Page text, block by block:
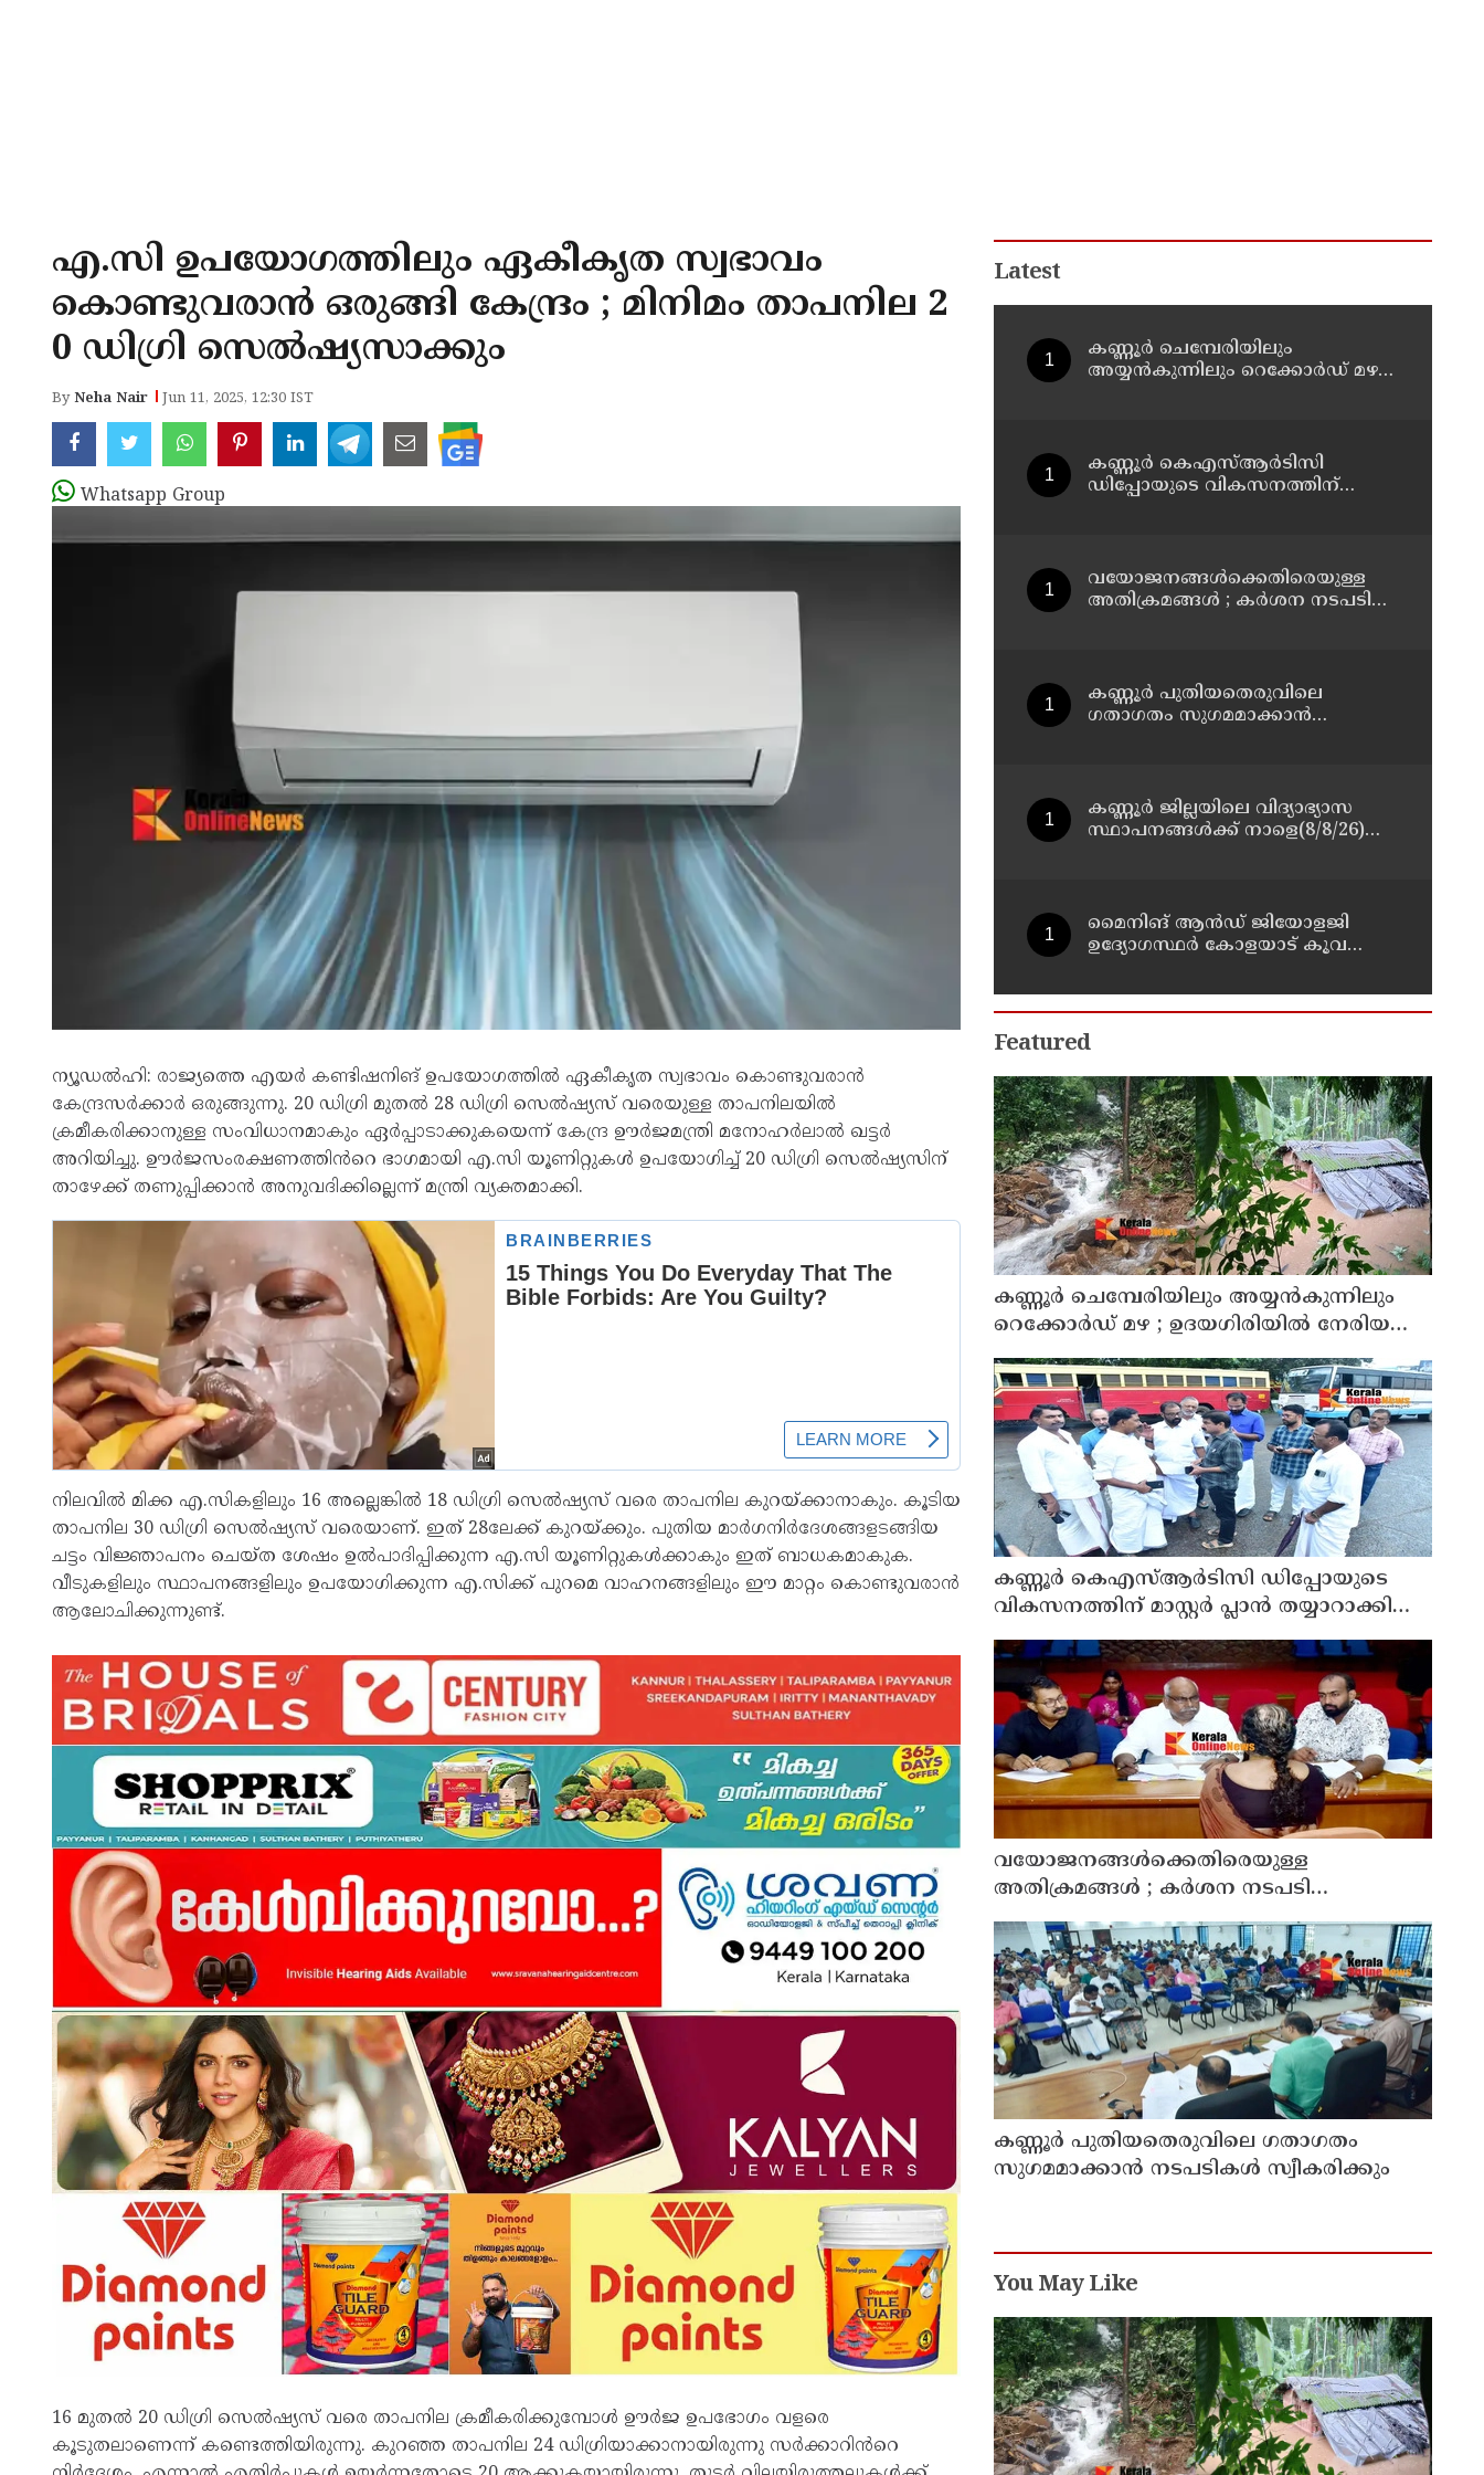
എ.സി ഉപയോഗത്തിലും ഏകീകൃത സ്വഭാവം
കൊണ്ടുവരാൻ ഒരുങ്ങി കേന്ദ്രം ; മിനിമം താപനില 2
0 ഡിഗ്രി സെൽഷ്യസാക്കും
ByNeha Nair Jun 11, 2025, 12:30 IST
Whatsapp Group
ന്യൂഡൽഹി: രാജ്യത്തെ എയർ കണ്ടിഷനിങ് ഉപയോഗത്തിൽ ഏകീകൃത സ്വഭാവം കൊണ്ടുവരാൻ
കേന്ദ്രസർക്കാർ ഒരുങ്ങുന്നു. 20 ഡിഗ്രി മുതൽ 28 ഡിഗ്രി സെൽഷ്യസ് വരെയുള്ള താപനിലയിൽ
ക്രമീകരിക്കാനുള്ള സംവിധാനമാകും ഏർപ്പാടാക്കുകയെന്ന് കേന്ദ്ര ഊർജമന്ത്രി മനോഹർലാൽ ഖട്ടർ
അറിയിച്ചു. ഊർജസംരക്ഷണത്തിൻറെ ഭാഗമായി എ.സി യൂണിറ്റുകൾ ഉപയോഗിച്ച് 20 ഡിഗ്രി സെൽഷ്യസിന്
താഴേക്ക് തണുപ്പിക്കാൻ അനുവദിക്കില്ലെന്ന് മന്ത്രി വ്യക്തമാക്കി.
നിലവിൽ മിക്ക എ.സികളിലും 16 അല്ലെങ്കിൽ 18 ഡിഗ്രി സെൽഷ്യസ് വരെ താപനില കുറയ്ക്കാനാകും. കൂടിയ
താപനില 30 ഡിഗ്രി സെൽഷ്യസ് വരെയാണ്. ഇത് 28ലേക്ക് കുറയ്ക്കും. പുതിയ മാർഗനിർദേശങ്ങളടങ്ങിയ
ചട്ടം വിജ്ഞാപനം ചെയ്ത ശേഷം ഉൽപാദിപ്പിക്കുന്ന എ.സി യൂണിറ്റുകൾക്കാകും ഇത് ബാധകമാകുക.
വീടുകളിലും സ്ഥാപനങ്ങളിലും ഉപയോഗിക്കുന്ന എ.സിക്ക് പുറമെ വാഹനങ്ങളിലും ഈ മാറ്റം കൊണ്ടുവരാൻ
ആലോചിക്കുന്നുണ്ട്.
16 മുതൽ 20 ഡിഗ്രി സെൽഷ്യസ് വരെ താപനില ക്രമീകരിക്കുമ്പോൾ ഊർജ ഉപഭോഗം വളരെ
കൂടുതലാണെന്ന് കണ്ടെത്തിയിരുന്നു. കുറഞ്ഞ താപനില 24 ഡിഗ്രിയാക്കാനായിരുന്നു സർക്കാറിൻറെ
Latest
കണ്ണൂർ ചെമ്പേരിയിലും
അയ്യൻകുന്നിലും റെക്കോർഡ് മഴ ;
കണ്ണൂർ കെഎസ്ആർടിസി
ഡിപ്പോയുടെ വികസനത്തിന്
വയോജനങ്ങൾക്കെതിരെയുള്ള
അതിക്രമങ്ങൾ ; കർശന നടപടി
കണ്ണൂർ പുതിയതെരുവിലെ
ഗതാഗതം സുഗമമാക്കാന്‍
കണ്ണൂർ ജില്ലയിലെ വിദ്യാഭ്യാസ
സ്ഥാപനങ്ങള്‍ക്ക് നാളെ(8/8/26)
മൈനിങ് ആൻഡ്​ ജിയോളജി
ഉദ്യോഗസ്ഥർ കോളയാട് കൂവ
Featured
കണ്ണൂർ ചെമ്പേരിയിലും അയ്യൻകുന്നിലും
റെക്കോർഡ് മഴ ; ഉദയഗിരിയിൽ നേരിയ
ഉരുൾപൊട്ടൽ; 13 പേരെ ക്യാമ്പിലേക്ക് മാറ്റി
കണ്ണൂർ കെഎസ്ആർടിസി ഡിപ്പോയുടെ
വികസനത്തിന് മാസ്റ്റർ പ്ലാൻ തയ്യാറാക്കി
സമർപ്പിക്കും : ടി ഒ മോഹനൻ എം എൽ എ
വയോജനങ്ങൾക്കെതിരെയുള്ള
അതിക്രമങ്ങൾ ; കർശന നടപടി
സ്വീകരിക്കുമെന്ന് കമ്മീഷൻ
കണ്ണൂർ പുതിയതെരുവിലെ ഗതാഗതം
സുഗമമാക്കാന്‍ നടപടികള്‍ സ്വീകരിക്കും
You May Like